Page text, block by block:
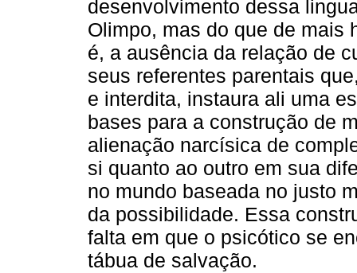
desenvolvimento dessa
Olimpo, mas do que de mais
é, a ausência da relação de
seus referentes parentais
e interdita, instaura ali uma
bases para a construção de
alienação narcísica de
si quanto ao outro em sua
no mundo baseada no justo
da possibilidade. Essa
falta em que o psicótico se
tábua de salvação.